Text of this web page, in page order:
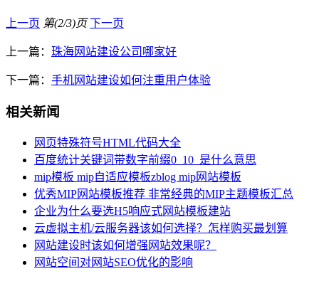
上一页 第(2/3)页 下一页
上一篇： 珠海网站建设公司哪家好
下一篇： 手机网站建设如何注重用户体验
相关新闻
网页特殊符号HTML代码大全
百度统计关键词带数字前缀0_10_是什么意思
mip模板 mip自适应模板zblog mip网站模板
优秀MIP网站模板推荐 非常经典的MIP主题模板汇总
企业为什么要选H5响应式网站模板建站
云虚拟主机/云服务器该如何选择？怎样购买最划算
网站建设时该如何增强网站效果呢？
网站空间对网站SEO优化的影响